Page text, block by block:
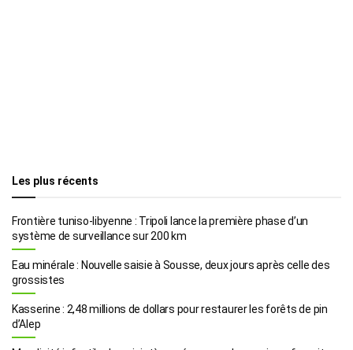
Les plus récents
Frontière tuniso-libyenne : Tripoli lance la première phase d’un
système de surveillance sur 200 km
Eau minérale : Nouvelle saisie à Sousse, deux jours après celle des
grossistes
Kasserine : 2,48 millions de dollars pour restaurer les forêts de pin
d’Alep